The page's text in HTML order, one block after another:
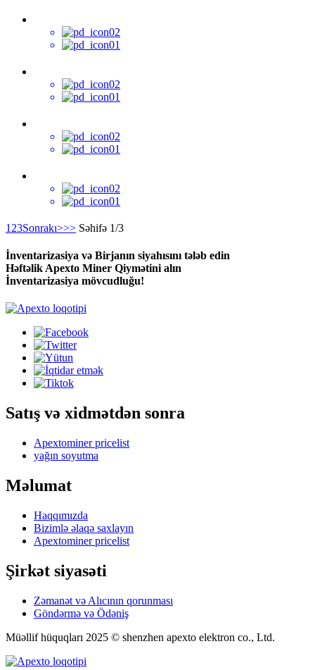
1 23Sonrakı>>> Səhifə 1/3
İnventarizasiya və Birjanın siyahısını tələb edin
Həftəlik Apexto Miner Qiymətini alın
İnventarizasiya mövcudluğu!
Satış və xidmətdən sonra
Apextominer pricelist
yağın soyutma
Məlumat
Haqqımızda
Bizimlə əlaqə saxlayın
Apextominer pricelist
Şirkət siyasəti
Zəmanət və Alıcının qorunması
Göndərmə və Ödəniş
Müəllif hüquqları 2025 © shenzhen apexto elektron co., Ltd.